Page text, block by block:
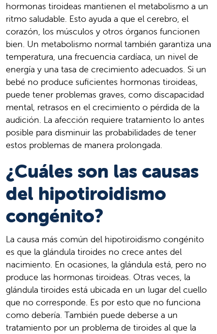
hormonas tiroideas mantienen el metabolismo a un
ritmo saludable. Esto ayuda a que el cerebro, el
corazón, los músculos y otros órganos funcionen
bien. Un metabolismo normal también garantiza una
temperatura, una frecuencia cardíaca, un nivel de
energía y una tasa de crecimiento adecuados. Si un
bebé no produce suficientes hormonas tiroideas,
puede tener problemas graves, como discapacidad
mental, retrasos en el crecimiento o pérdida de la
audición. La afección requiere tratamiento lo antes
posible para disminuir las probabilidades de tener
estos problemas de manera prolongada.
¿Cuáles son las causas
del hipotiroidismo
congénito?
La causa más común del hipotiroidismo congénito
es que la glándula tiroides no crece antes del
nacimiento. En ocasiones, la glándula está, pero no
produce las hormonas tiroideas. Otras veces, la
glándula tiroides está ubicada en un lugar del cuello
que no corresponde. Es por esto que no funciona
como debería. También puede deberse a un
tratamiento por un problema de tiroides al que la